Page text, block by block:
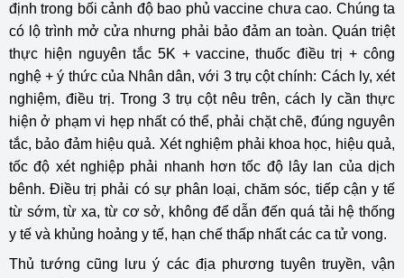
định trong bối cảnh độ bao phủ vaccine chưa cao. Chúng ta
có lộ trình mở cửa nhưng phải bảo đảm an toàn. Quán triệt
thực hiện nguyên tắc 5K + vaccine, thuốc điều trị + công
nghệ + ý thức của Nhân dân, với 3 trụ cột chính: Cách ly, xét
nghiệm, điều trị. Trong 3 trụ cột nêu trên, cách ly cần thực
hiện ở phạm vi hẹp nhất có thể, phải chặt chẽ, đúng nguyên
tắc, bảo đảm hiệu quả. Xét nghiệm phải khoa học, hiệu quả,
tốc độ xét nghiệp phải nhanh hơn tốc độ lây lan của dịch
bênh. Điều trị phải có sự phân loại, chăm sóc, tiếp cận y tế
từ sớm, từ xa, từ cơ sở, không để dẫn đến quá tải hệ thống
y tế và khủng hoảng y tế, hạn chế thấp nhất các ca tử vong.
Thủ tướng cũng lưu ý các địa phương tuyên truyền, vận